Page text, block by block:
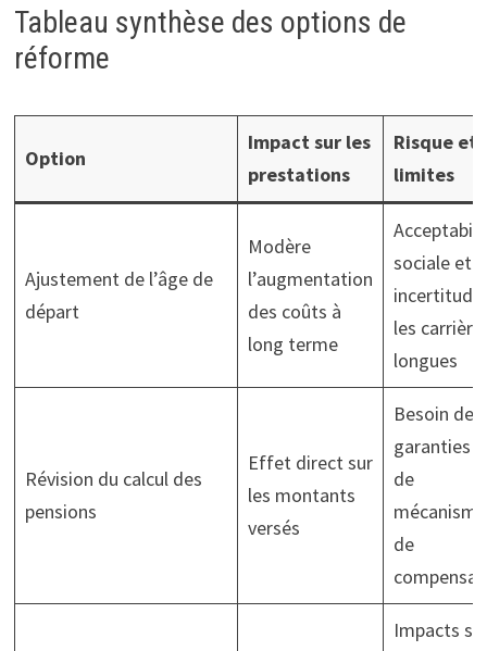
Tableau synthèse des options de
réforme
Option
Impact sur les
prestations
Risque et
limites
Ajustement de l’âge de
départ
Modère
l’augmentation
des coûts à
long terme
sociale et
incertitude
les
longues
Révision du calcul des
pensions
Effet direct sur
les montants
versés
Besoin de
garanties
de
de
Impacts